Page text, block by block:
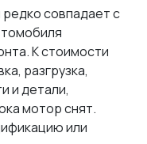
совпадает с
К стоимости
разгрузка,
и детали,
мотор снят.
или